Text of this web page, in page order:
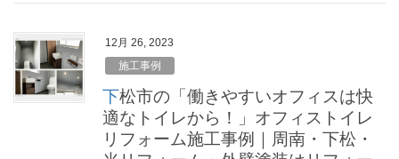
12月 26, 2023
施工事例
下松市の「働きやすいオフィスは快
適なトイレから！」オフィストイレ
リフォーム施工事例｜周南・下松・